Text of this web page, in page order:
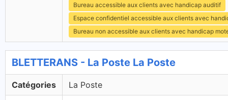
Bureau accessible aux clients avec handicap auditif
Espace confidentiel accessible aux clients avec
Bureau non accessible aux clients avec handicap
BLETTERANS - La Poste La Poste
Catégories La Poste